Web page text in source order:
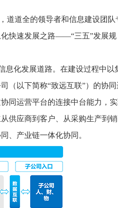
道道全的领导者和信息建设团队
化快速发展之路——“三五”发展规
息化发展道路。在建设过程中以
（以下简称“致远互联”）的协同
同运营平台的连接中台能力，
供应商到客户、从采购生产到销
、产业链一体化协同。